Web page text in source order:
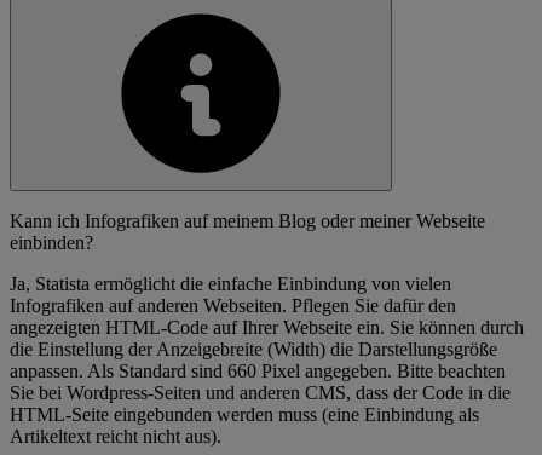
Kann ich Infografiken auf meinem Blog oder meiner Webseite
einbinden?
Ja, Statista ermöglicht die einfache Einbindung von vielen
Infografiken auf anderen Webseiten. Pflegen Sie dafür den
angezeigten HTML-Code auf Ihrer Webseite ein. Sie können durch
die Einstellung der Anzeigebreite (Width) die Darstellungsgröße
anpassen. Als Standard sind 660 Pixel angegeben. Bitte beachten
Sie bei Wordpress-Seiten und anderen CMS, dass der Code in die
HTML-Seite eingebunden werden muss (eine Einbindung als
Artikeltext reicht nicht aus).